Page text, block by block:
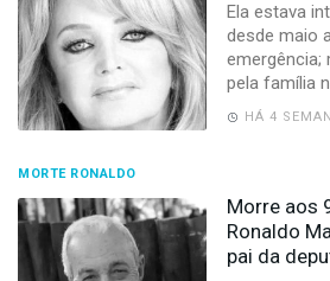
Ela estava
desde maio
pela família
HÁ 4
MORTE RONALDO
Morre aos
Ronaldo
pai da